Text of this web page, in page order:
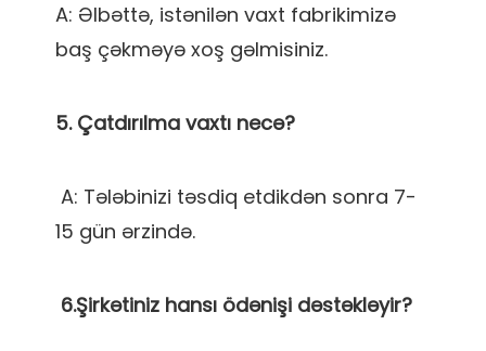
A: Əlbəttə, istənilən vaxt fabrikimizə
A: Tələbinizi təsdiq etdikdən sonra 7-